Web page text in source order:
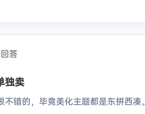
答
独卖
错的，毕竟美化主题都是东拼西凑。